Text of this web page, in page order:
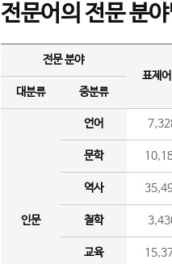
전문어의 전문 분
전문 분야
표제
대분류
중분류
인문
언어
문학
역사
철학
교육